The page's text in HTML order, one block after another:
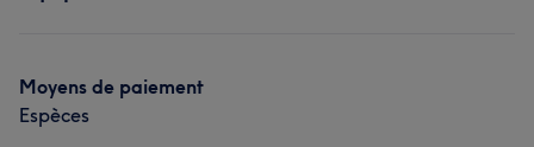
Portfolio
Moyens de paiement
Espèces